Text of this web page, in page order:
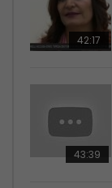
42:17
43:39